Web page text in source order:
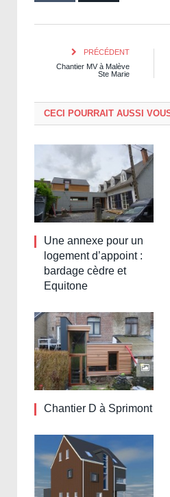
PRÉCÉDENT
Chantier MV à Malève
Ste Marie
CECI POURRAIT AUSSI
Une annexe pour un
logement d’appoint :
bardage cèdre et
Equitone
Chantier D à Sprimont